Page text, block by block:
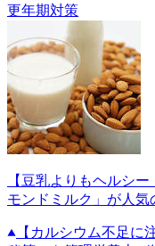
更年期対策
【豆乳よりもヘルシ
モンドミルク」が人気
【カルシウム不足に